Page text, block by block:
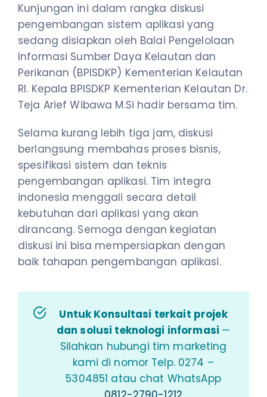
Kunjungan ini dalam rangka diskusi
pengembangan sistem aplikasi yang
sedang disiapkan oleh Balai Pengelolaan
Informasi Sumber Daya Kelautan dan
Perikanan (BPISDKP) Kementerian Kelautan
RI. Kepala BPISDKP Kementerian Kelautan Dr.
Teja Arief Wibawa M.Si hadir bersama tim.
Selama kurang lebih tiga jam, diskusi
berlangsung membahas proses bisnis,
spesifikasi sistem dan teknis
pengembangan aplikasi. Tim integra
indonesia menggali secara detail
kebutuhan dari aplikasi yang akan
dirancang. Semoga dengan kegiatan
diskusi ini bisa mempersiapkan dengan
baik tahapan pengembangan aplikasi.
Untuk Konsultasi terkait projek
dan solusi teknologi informasi —
Silahkan hubungi tim marketing
kami di nomor Telp. 0274 –
5304851 atau chat WhatsApp